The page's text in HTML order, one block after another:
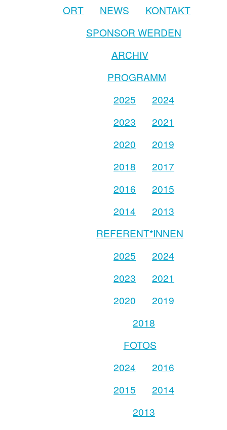
ORT
NEWS
KONTAKT
SPONSOR WERDEN
ARCHIV
PROGRAMM
2025
2024
2023
2021
2020
2019
2018
2017
2016
2015
2014
2013
REFERENT*INNEN
2025
2024
2023
2021
2020
2019
2018
FOTOS
2024
2016
2015
2014
2013